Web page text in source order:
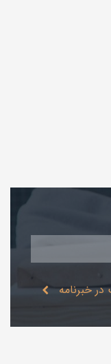
خبرنامه